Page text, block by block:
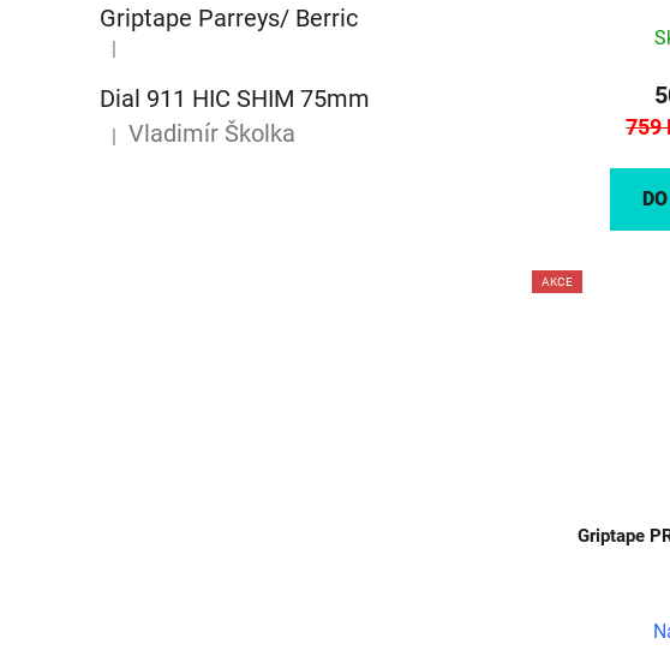
Griptape Parreys/ Berric
Hodnocení produktu je 5 z 5 hvězdiček.
|
Dial 911 HIC SHIM 75mm
Hodnocení produktu je 5 z 5 hvězdiček.
| Vladimír Školka 759
AKCE
Griptape